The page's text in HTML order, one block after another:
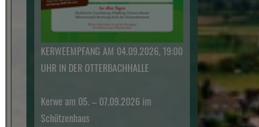
KERWEEMPFANG AM 04.09.2026, 19:00
UHR IN DER OTTERBACHHALLE
Kerwe am 05. – 07.09.2026 im
Schützenhaus